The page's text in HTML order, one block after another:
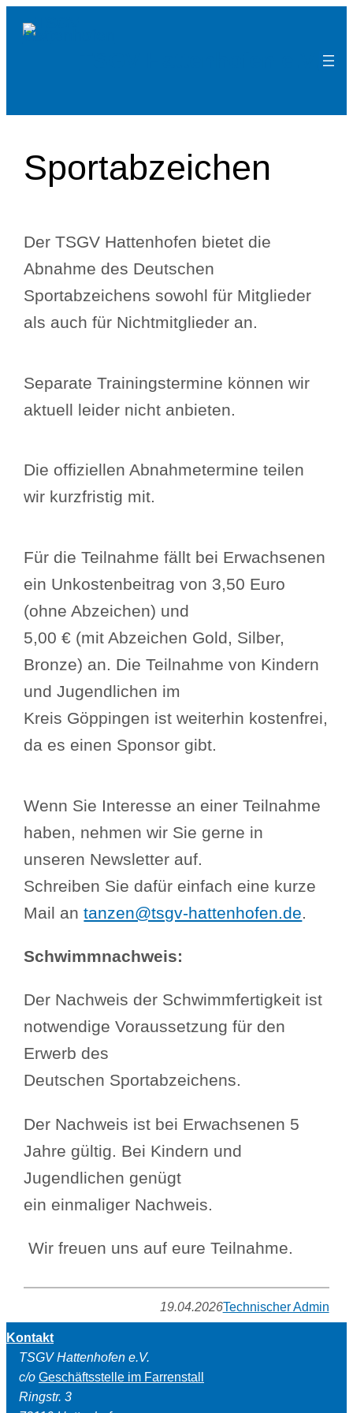
Zum
Sportabzeichen
Der TSGV Hattenhofen bietet die
Abnahme des Deutschen
Sportabzeichens sowohl für Mitglieder
als auch für Nichtmitglieder an.
Separate Trainingstermine können wir
aktuell leider nicht anbieten.
Die offiziellen Abnahmetermine teilen
wir kurzfristig mit.
Für die Teilnahme fällt bei Erwachsenen
ein Unkostenbeitrag von 3,50 Euro
(ohne Abzeichen) und
5,00 € (mit Abzeichen Gold, Silber,
Bronze) an. Die Teilnahme von Kindern
und Jugendlichen im
Kreis Göppingen ist weiterhin kostenfrei,
da es einen Sponsor gibt.
Wenn Sie Interesse an einer Teilnahme
haben, nehmen wir Sie gerne in
unseren Newsletter auf.
Schreiben Sie dafür einfach eine kurze
Mail antanzen@tsgv-hattenhofen.de.
Schwimmnachweis:
Der Nachweis der Schwimmfertigkeit ist
notwendige Voraussetzung für den
Erwerb des
Deutschen Sportabzeichens.
Der Nachweis ist bei Erwachsenen 5
Jahre gültig. Bei Kindern und
Jugendlichen genügt
ein einmaliger Nachweis.
Wir freuen uns auf eure Teilnahme.
19.04.2026Technischer Admin
Kontakt
TSGV Hattenhofen e.V.
c/o Geschäftsstelle im Farrenstall
Ringstr. 3